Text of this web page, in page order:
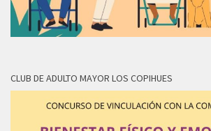
CLUB DE ADULTO MAYOR LOS COPIHUES